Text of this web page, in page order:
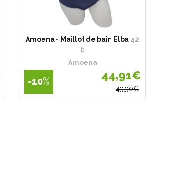
Amoena - Maillot de bain Elba 42
b
Amoena
44,91€
49,90€
-10%